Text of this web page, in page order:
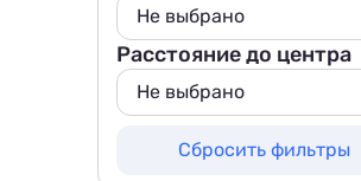
Не выбрано
Не выбрано
50 м
200 м
Расстояние до центра
Не выбрано
Сбросить фильтры